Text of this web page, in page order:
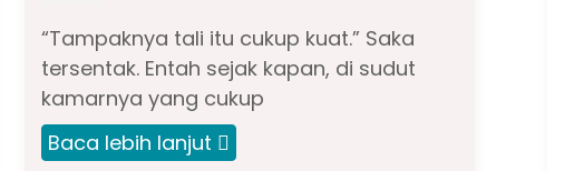
“Tampaknya tali itu cukup kuat.” Saka
tersentak. Entah sejak kapan, di sudut
kamarnya yang cukup
Baca lebih lanjut